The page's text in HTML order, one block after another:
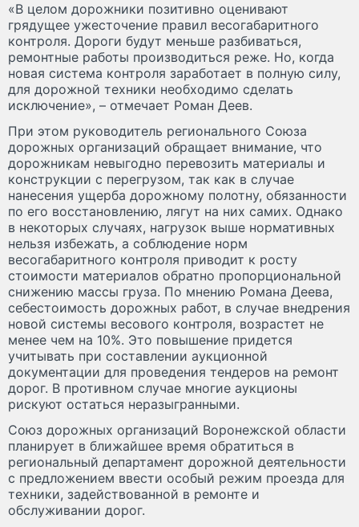
«В целом дорожники позитивно оценивают
грядущее ужесточение правил весогабаритного
контроля. Дороги будут меньше разбиваться,
ремонтные работы производиться реже. Но, когда
новая система контроля заработает в полную силу,
для дорожной техники необходимо сделать
исключение», – отмечает Роман Деев.
При этом руководитель регионального Союза
дорожных организаций обращает внимание, что
дорожникам невыгодно перевозить материалы и
конструкции с перегрузом, так как в случае
нанесения ущерба дорожному полотну, обязанности
по его восстановлению, лягут на них самих. Однако
в некоторых случаях, нагрузок выше нормативных
нельзя избежать, а соблюдение норм
весогабаритного контроля приводит к росту
стоимости материалов обратно пропорциональной
снижению массы груза. По мнению Романа Деева,
себестоимость дорожных работ, в случае внедрения
новой системы весового контроля, возрастет не
менее чем на 10%. Это повышение придется
учитывать при составлении аукционной
документации для проведения тендеров на ремонт
дорог. В противном случае многие аукционы
рискуют остаться неразыгранными.
Союз дорожных организаций Воронежской области
планирует в ближайшее время обратиться в
региональный департамент дорожной деятельности
с предложением ввести особый режим проезда для
техники, задействованной в ремонте и
обслуживании дорог.